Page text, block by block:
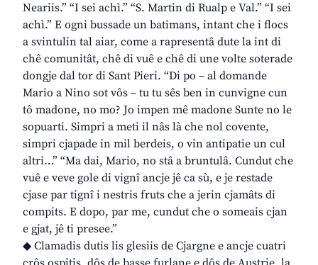
Neariis.” “I sei achì.” “S. Martin di Rualp e Val.” “I sei
achì.” E ogni bussade un batimans, intant che i flocs
a svintulin tal aiar, come a rapresentâ dute la int di
chê comunitât, chê di vuê e chê di une volte soterade
dongje dal tor di Sant Pieri. “Di po – al domande
Mario a Nino sot vôs – tu tu sês ben in cunvigne cun
tô madone, no mo? Jo impen mê madone Sunte no le
sopuarti. Simpri a meti il nâs là che nol covente,
simpri cjapade in mil berdeis, o vin antipatie un cul
altri…” “Ma dai, Mario, no stâ a bruntulâ. Cundut che
vuê e veve gole di vignî ancje jê ca sù, e je restade
cjase par tignî i nestris fruts che a jerin cjamâts di
compits. E dopo, par me, cundut che o someais cjan
e gjat, jê ti presee.”
◆ Clamadis dutis lis glesiis de Cjargne e ancje cuatri